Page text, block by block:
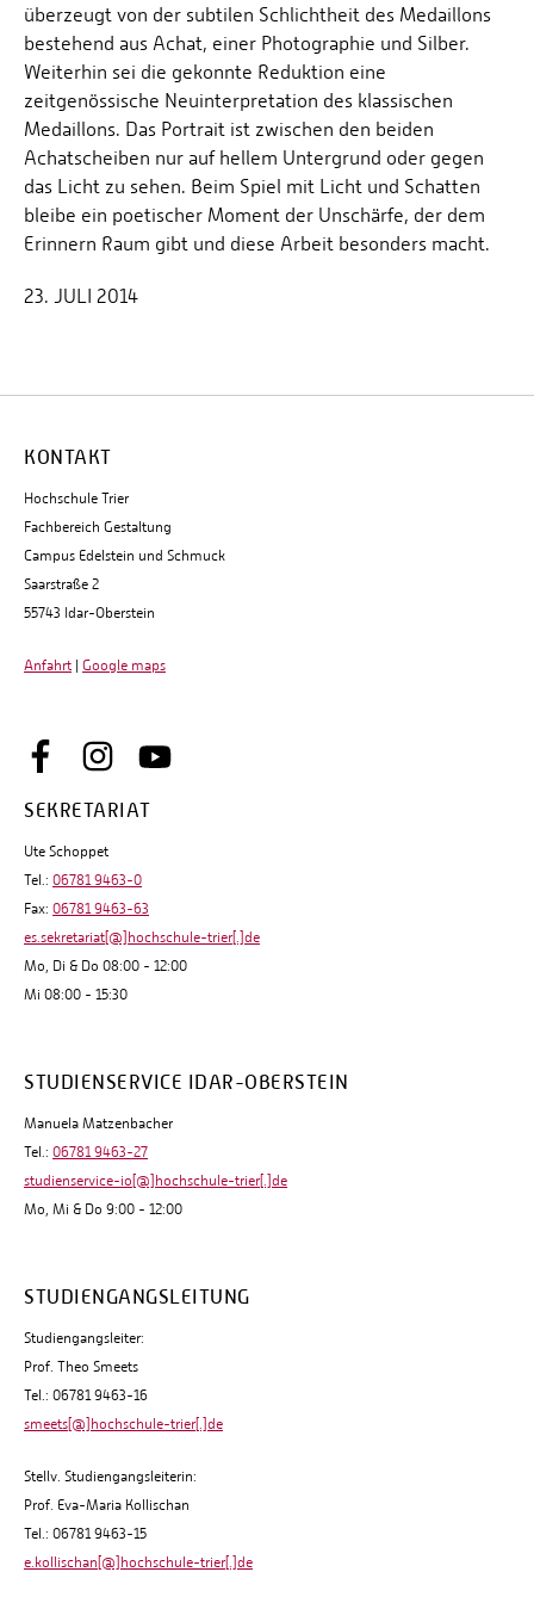
überzeugt von der subtilen Schlichtheit des Medaillons
bestehend aus Achat, einer Photographie und Silber.
Weiterhin sei die gekonnte Reduktion eine
zeitgenössische Neuinterpretation des klassischen
Medaillons. Das Portrait ist zwischen den beiden
Achatscheiben nur auf hellem Untergrund oder gegen
das Licht zu sehen. Beim Spiel mit Licht und Schatten
bleibe ein poetischer Moment der Unschärfe, der dem
Erinnern Raum gibt und diese Arbeit besonders macht.
23. JULI 2014
KONTAKT
Hochschule Trier
Fachbereich Gestaltung
Campus Edelstein und Schmuck
Saarstraße 2
55743 Idar-Oberstein
Anfahrt Google maps
SEKRETARIAT
Ute Schoppet
Tel.: 06781 9463-0
Fax: 06781 9463-63
es.sekretariat[@]hochschule-trier[.]de
Mo, Di & Do 08:00 - 12:00
Mi 08:00 - 15:30
STUDIENSERVICE IDAR-OBERSTEIN
Manuela Matzenbacher
Tel.: 06781 9463-27
studienservice-io[@]hochschule-trier[.]de
Mo, Mi & Do 9:00 - 12:00
STUDIENGANGSLEITUNG
Studiengangsleiter:
Prof. Theo Smeets
Tel.: 06781 9463-16
smeets[@]hochschule-trier[.]de
Stellv. Studiengangsleiterin:
Prof. Eva-Maria Kollischan
Tel.: 06781 9463-15
e.kollischan[@]hochschule-trier[.]de